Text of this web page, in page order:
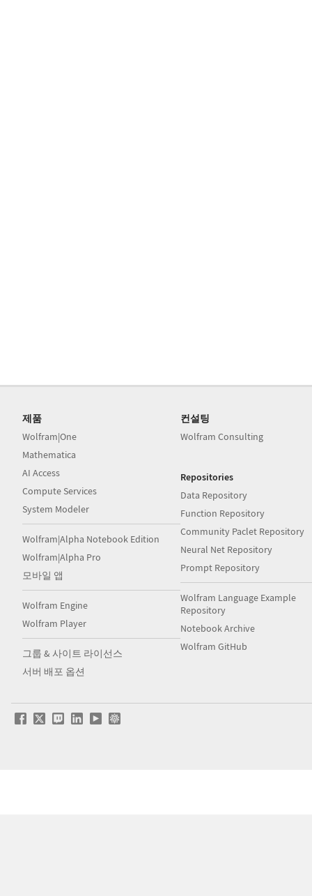
제품
Wolfram|One
Mathematica
AI Access
Compute Services
System Modeler
Wolfram|Alpha Notebook Edition
Wolfram|Alpha Pro
모바일 앱
Wolfram Engine
Wolfram Player
그룹 & 사이트 라이선스
서버 배포 옵션
컨설팅
Wolfram Consulting
Repositories
Data Repository
Function Repository
Community Paclet Repository
Neural Net Repository
Prompt Repository
Wolfram Language Example
Repository
Notebook Archive
Wolfram GitHub